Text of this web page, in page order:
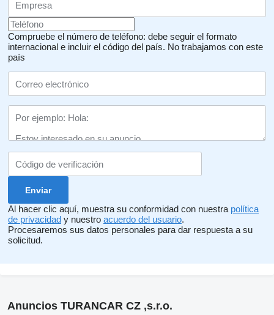
Compruebe el número de teléfono: debe seguir el formato
internacional e incluir el código del país. No trabajamos con este
país
Al hacer clic aquí, muestra su conformidad con nuestra política
de privacidad y nuestro acuerdo del usuario.
Procesaremos sus datos personales para dar respuesta a su
solicitud.
Anuncios TURANCAR CZ ,s.r.o.